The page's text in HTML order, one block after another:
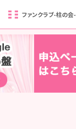
ファンクラブ-柱の会-